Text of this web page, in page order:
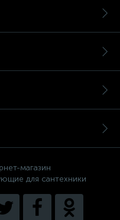
магазин
для сантехники